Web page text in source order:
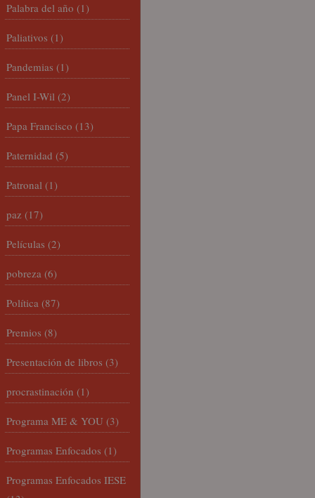
Palabra del año (1)
Paliativos (1)
Pandemias (1)
Panel I-Wil (2)
Papa Francisco (13)
Paternidad (5)
Patronal (1)
paz (17)
Películas (2)
pobreza (6)
Política (87)
Premios (8)
Presentación de libros (3)
procrastinación (1)
Programa ME & YOU (3)
Programas Enfocados (1)
Programas Enfocados IESE